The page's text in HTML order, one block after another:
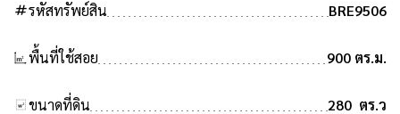
tagรหัสทรัพย์สิน BRE9506
พื้นที่ใช้สอย 900 ตร.ม.
ขนาดที่ดิน 280 ตร.ว